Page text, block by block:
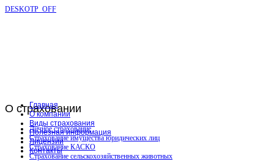
DESKOTP_OFF
О страховании
Личное страхование
Страхование имущества юридических лиц
Страхование КАСКО
Страхование сельскохозяйственных животных
Главная
О компании
Виды страхования
Полезная информация
Лицензии
Контакты